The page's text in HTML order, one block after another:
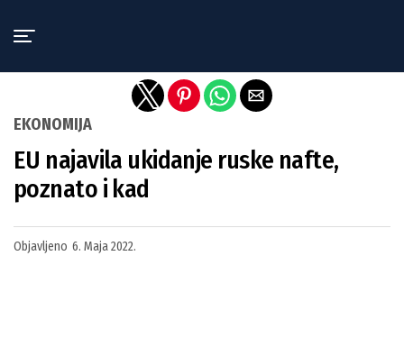
EKONOMIJA
EU najavila ukidanje ruske nafte,
poznato i kad
Objavljeno 6. Maja 2022.